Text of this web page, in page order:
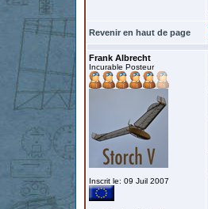
Revenir en haut de page
Frank Albrecht
Incurable Posteur
Inscrit le: 09 Juil 2007